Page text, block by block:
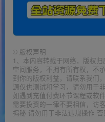
© 版权声明
1、本内容转载于网络，版权
空间服务，不拥有所有权，不
到你的版权利益，请联系我们
源仅供测试和学习，请勿用于
如遇到充值付费环节课程或软
需要投资的一律不要相信，访
揭秘 请勿用于非法违规操作